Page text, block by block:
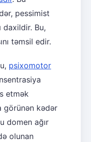
pessimist
daxildir. Bu,
təmsil edir.
psixomotor
etmək
görünən kədər
domen ağır
olunan